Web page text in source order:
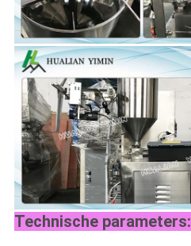
Technische parameters: